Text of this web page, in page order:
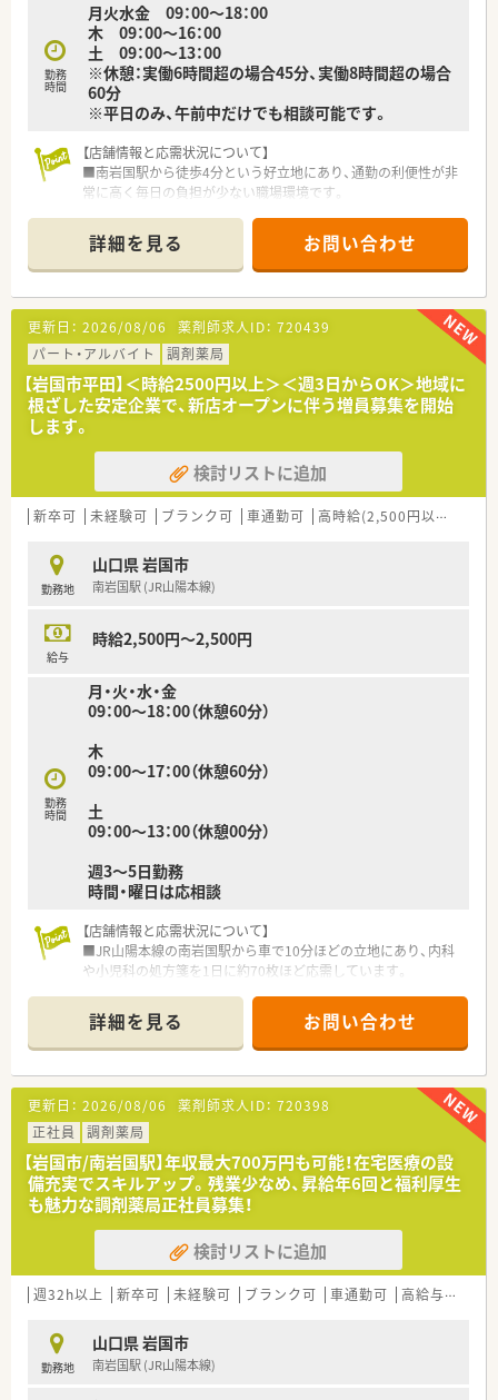
す。
■白を基調とした落ち着いた雰囲気の店舗にて、健康に関する
様々なご相談に応じるなど地域に密着した薬局業務全般を担い
ます。
【必要スキル・歓迎スキル】
新卒の方でもご応募が可能な懐の深い求人案件となっておりま
す。
■過去に薬剤師として働いていたものの長期間のブランクがあ
る方でも、少しずつ業務の感覚を取り戻していけるサポート環境
です。
■内科や外科、整形外科の処方箋を応需したご経験がある方は、
即戦力として入社後すぐにご活躍いただける歓迎スキルとなり
ます。
勤務
時間
月火水金 09：00～18：00
木 09：00～16：00
土 09：00～13：00
※休憩：実働6時間超の場合45分、実働8時間超の場合
60分
※平日のみ、午前中だけでも相談可能です。
【店舗情報と応需状況について】
■南岩国駅から徒歩4分という好立地にあり、通勤の利便性が非
常に高く毎日の負担が少ない職場環境です。
で約70枚ほどの処方箋を取り扱います。
■リウマチ科の処方箋にも対応しているため、専門性の高い知識
を日々の業務の中で深めることが可能です。
【募集背景と求める人物像について】
■今後のさらなる体制強化を目指した増員募集であり、周囲と協
力しながら働ける前向きな方を求めています。
■新卒の方やブランクがある方も歓迎しており、地域医療に貢献
したいという熱意を何よりも重視します。
■現場での柔軟な対応力を持ち、チームの一員として共に成長し
ていける薬剤師の方を募集しています。
【法人特徴について】
■山口県と広島県を中心に4店舗を展開しており、地域に密着し
た医療活動を長年続けている安定企業です。
た社会貢献活動にも積極的に取り組んでいます。
■薬学生の実務実習施設としての認定も受けており、教育体制や
研修制度が非常に充実している点が魅力です。
【勤務実態について】
■南岩国駅からすぐの距離に店舗があるため、電車通勤はもちろ
■薬剤師3名と事務員2名が在籍しており、互いにサポートし合
う体制が整っているため安心して働けます。
定でワークライフバランスを保てます。
詳細を見る お問い合わせ
更新日： 2026/08/06 薬剤師求人ID： 720439
パート・アルバイト
調剤薬局
【岩国市平田】＜時給2500円以上＞＜週3日からOK＞地域に
根ざした安定企業で、新店オープンに伴う増員募集を開始
します。
検討リストに追加
新卒可 未経験可 ブランク可 車通勤可 高時給(2,500円以上)
勤務地
山口県 岩国市
南岩国駅 (JR山陽本線)
給与
時給2,500円～2,500円
勤務
時間
月・火・水・金
09：00～18：00（休憩60分）
木
09：00～17：00（休憩60分）
土
09：00～13：00（休憩00分）
週3～5日勤務
時間・曜日は応相談
【店舗情報と応需状況について】
■JR山陽本線の南岩国駅から車で10分ほどの立地にあり、内科
や小児科の処方箋を1日に約70枚ほど応需しています。
まいの多様な患者様との対話を大切にする店舗です。
■薬剤師は正社員2名とパート1名の計3名体制で運営しており、
在宅業務への積極的な取り組みも大きな特徴です。
【募集背景と求める人物像について】
■今秋に由宇駅付近への新店舗開局を予定しており、組織体制の
さらなる強化を図るために新しい仲間を急募しています。
■患者様一人ひとりに寄り添った丁寧な服薬指導ができる、誠実
な人柄と意欲をお持ちの薬剤師の方を歓迎いたします。
■経験の有無やブランクは問いませんので、地域医療に貢献した
いという強い想いを持つ方を積極的に採用いたします。
【法人特徴について】
■山口県と広島県に計4店舗を展開しており、愛と安心を届ける
という理念のもとで地域密着型の運営を続けています。
を整えることで地域の健康を多角的に支えています。
■医療DXへの取り組みが非常に早く、マイナンバーカードの活
用や電子処方箋の導入をいち早く進めている法人です。
詳細を見る お問い合わせ
更新日： 2026/08/06 薬剤師求人ID： 720398
正社員
調剤薬局
【岩国市/南岩国駅】年収最大700万円も可能！在宅医療の設
備充実でスキルアップ。残業少なめ、昇給年6回と福利厚生
も魅力な調剤薬局正社員募集！
検討リストに追加
週32h以上 新卒可 未経験可 ブランク可 車通勤可 高給与(600万円以上)
勤務地
山口県 岩国市
南岩国駅 (JR山陽本線)